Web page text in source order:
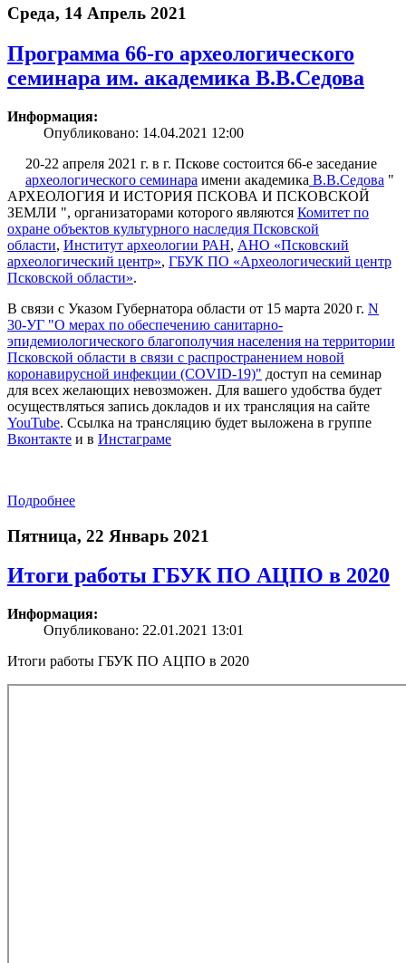
Среда, 14 Апрель 2021
Программа 66-го археологического
семинара им. академика В.В.Седова
Информация:
Опубликовано: 14.04.2021 12:00
20-22 апреля 2021 г. в г. Пскове состоится 66-е заседание
археологического семинара имени академика В.В.Седова "
АРХЕОЛОГИЯ И ИСТОРИЯ ПСКОВА И ПСКОВСКОЙ
ЗЕМЛИ ", организаторами которого являются Комитет по
охране объектов культурного наследия Псковской
области, Институт археологии РАН, АНО «Псковский
археологический центр», ГБУК ПО «Археологический центр
Псковской области».
В связи с Указом Губернатора области от 15 марта 2020 г. N
30-УГ "О мерах по обеспечению санитарно-
эпидемиологического благополучия населения на территории
Псковской области в связи с распространением новой
коронавирусной инфекции (COVID-19)" доступ на семинар
для всех желающих невозможен. Для вашего удобства будет
осуществляться запись докладов и их трансляция на сайте
YouTube. Ссылка на трансляцию будет выложена в группе
Вконтакте и в Инстаграме
Подробнее
Пятница, 22 Январь 2021
Итоги работы ГБУК ПО АЦПО в 2020
Информация:
Опубликовано: 22.01.2021 13:01
Итоги работы ГБУК ПО АЦПО в 2020